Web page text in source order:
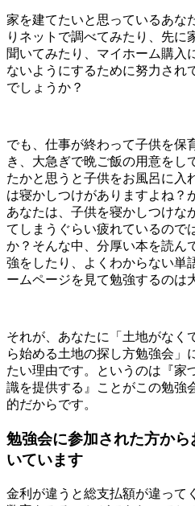
家を建てたいと思っているあな
りネットで調べてみたり、先に
聞いてみたり、マイホーム購入
ないようにするために努力され
でしょうか？
でも、仕事が終わって子供を保
き、大急ぎで晩ご飯の用意をし
たかと思うと子供をお風呂に入
は寝かしつけがありますよね？
あなたは、子供を寝かしつけな
てしまうぐらい疲れているので
か？そんな中、分厚い本を読ん
強をしたり、よくわからない単
ームページを見て勉強するのは
それが、あなたに「土地がなく
ら始める土地の探し方勉強会」
たい理由です。というのは『家
識を提供する』ことがこの勉強
的だからです。
勉強会に参加された方か
いています
金利が違うと総支払額が違って